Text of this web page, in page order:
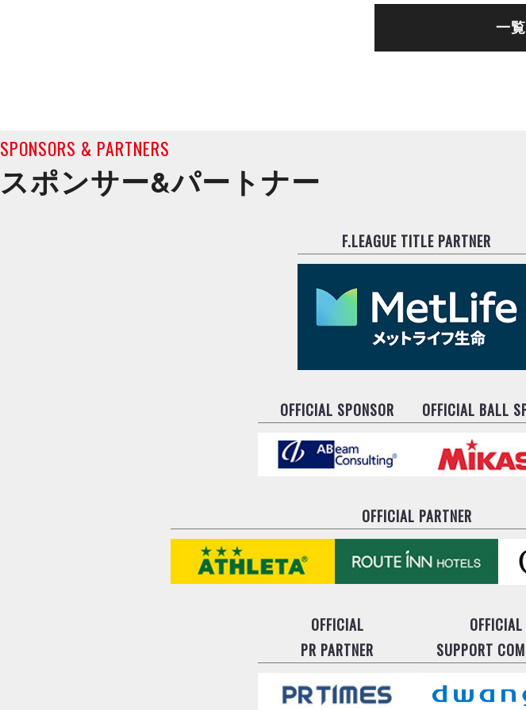
一
SPONSORS & PARTNERS
スポンサー&パートナー
F.LEAGUE TITLE PARTNER
OFFICIAL SPONSOR OFFICIAL BALL
OFFICIAL PARTNER
OFFICIAL
PR PARTNER
OFFICIAL
SUPPORT